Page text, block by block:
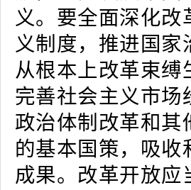
义。要全面深化
义制度，推进国
从根本上改革束缚
完善社会主义市场
政治体制改革和其
的基本国策，吸收
成果。改革开放应